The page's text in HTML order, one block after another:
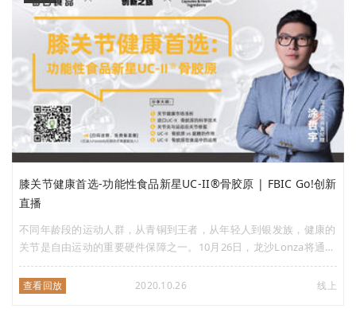
膝关节健康首选-功能性食品新星UC-II®骨胶原 | FBIC Go!创新
直播
不同年龄段的运动人群，从青铜到王者，从年轻人到银发族，健康的
关节是自由运动的重要硬件保障之一。10月26日，龙沙Lonza将通过
分析骨关节炎的修复机理以及分享国内外先进剂型案例，在Foodaily
为您带来前沿解决方案。记得准时来听哦~
查看回放 2020.10.26 线上